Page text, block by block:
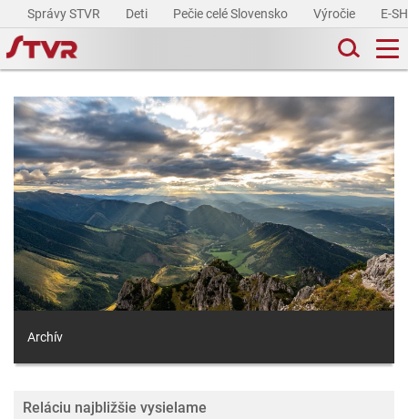
Správy STVR Deti Pečie celé Slovensko Výročie E-
Archív
Reláciu najbližšie vysielame